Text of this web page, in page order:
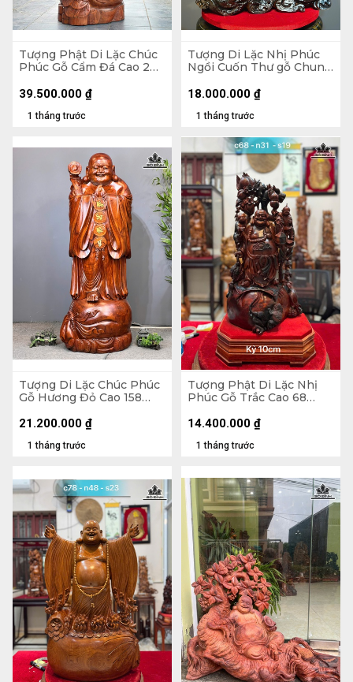
Tượng Phật Di Lặc Chúc
Phúc Gỗ Cẩm Đá Cao 200
1 tháng trước
39.500.000 ₫
Tượng Di Lặc Nhị Phúc
Ngồi Cuốn Thư gỗ Chun
50 Sâu 22 (cm)
1 tháng trước
18.000.000 ₫
Tượng Di Lặc Chúc Phúc
Gỗ Hương Đỏ Cao 158
1 tháng trước
21.200.000 ₫
Tượng Phật Di Lặc Nhị
Phúc Gỗ Trắc Cao 68
1 tháng trước
14.400.000 ₫